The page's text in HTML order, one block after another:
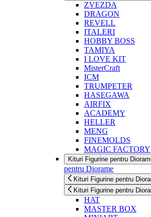
ZVEZDA
DRAGON
REVELL
ITALERI
HOBBY BOSS
TAMIYA
I LOVE KIT
MisterCraft
ICM
TRUMPETER
HASEGAWA
AIRFIX
ACADEMY
HELLER
MENG
FINEMOLDS
MAGIC FACTORY
Kituri Figurine pentru
pentru Diorame
Kituri Figurine pentru
Kituri Figurine pentru
HAT
MASTER BOX